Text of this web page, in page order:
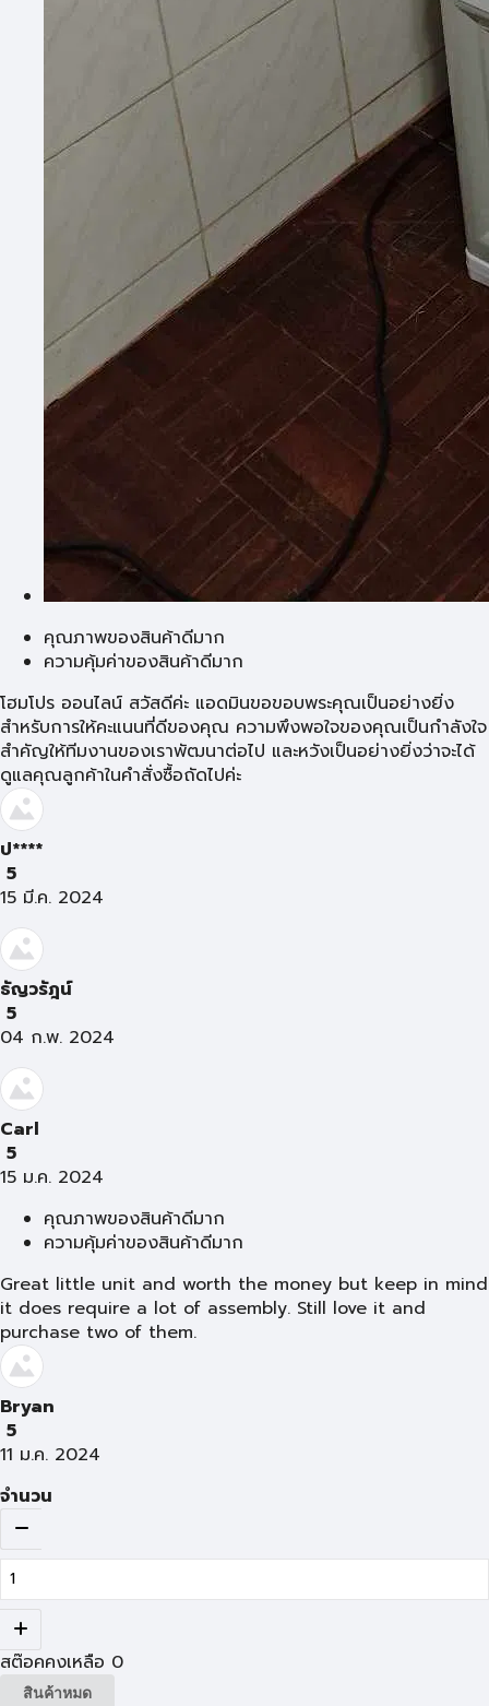
คุณภาพของสินค้าดีมาก
ความคุ้มค่าของสินค้าดีมาก
โฮมโปร ออนไลน์ สวัสดีค่ะ แอดมินขอขอบพระคุณเป็นอย่างยิ่ง
สำหรับการให้คะแนนที่ดีของคุณ ความพึงพอใจของคุณเป็นกำลังใจ
สำคัญให้ทีมงานของเราพัฒนาต่อไป และหวังเป็นอย่างยิ่งว่าจะได้
ดูแลคุณลูกค้าในคำสั่งซื้อถัดไปค่ะ
ป****
5
15 มี.ค. 2024
ธัญวรัฎน์
5
04 ก.พ. 2024
Carl
5
15 ม.ค. 2024
คุณภาพของสินค้าดีมาก
ความคุ้มค่าของสินค้าดีมาก
Great little unit and worth the money but keep in mind
it does require a lot of assembly. Still love it and
purchase two of them.
Bryan
5
11 ม.ค. 2024
จำนวน
สต๊อคคงเหลือ 0
สินค้าหมด